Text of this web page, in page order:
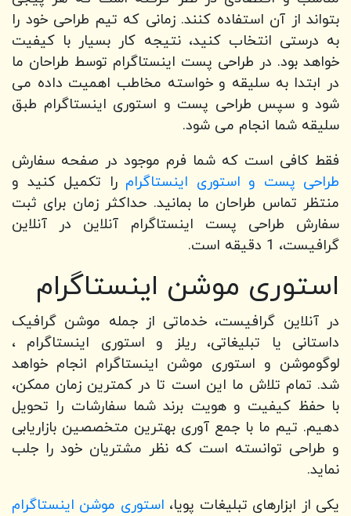
بتواند از آن استفاده کنند. زمانی که تیم طراحی خود را
به درستی انتخاب کنید، نتیجه کار بسیار با کیفیت
خواهد بود. در طراحی پست اینستاگرام توسط طراحان ما
در ابتدا به سلیقه و خواسته مخاطب اهمیت داده می
شود و سپس طراحی پست و استوری اینستاگرام طبق
سلیقه شما انجام می شود.
فقط کافی است که شما فرم موجود در صفحه سفارش
طراحی پست و استوری اینستاگرام را تکمیل کنید و
منتظر تماس طراحان ما بمانید. حداکثر زمان برای ثبت
سفارش طراحی پست اینستاگرام آنلاین در آنلاین
گرافیست، 1 دقیقه است.
استوری موشن اینستاگرام
در آنلاین گرافیست، خدماتی از جمله موشن گرافیک
داستانی یا تبلیغاتی، ریلز و استوری اینستاگرام ،
لوگوموشن و استوری موشن اینستاگرام انجام خواهد
شد. تمام تلاش ما این است تا در کمترین زمان ممکن،
با حفظ کیفیت و هویت برند شما سفارشات را تحویل
دهیم. تیم ما با جمع آوری بهترین متخصصین بازاریابی
و طراحی توانسته است که نظر مشتریان خود را جلب
نماید.
یکی از ابزارهای تبلیغات پویا، استوری موشن اینستاگرام